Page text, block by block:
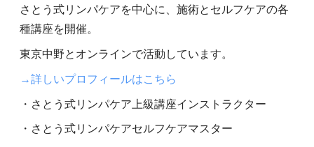
さとう式リンパケアを中心に、施術とセルフケアの各
種講座を開催。
東京中野とオンラインで活動しています。
→詳しいプロフィールはこちら
・さとう式リンパケア上級講座インストラクター
・さとう式リンパケアセルフケアマスター